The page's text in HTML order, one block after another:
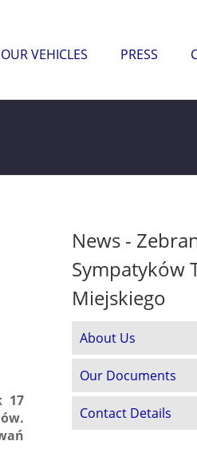
OUR VEHICLES PRESS
17
News -
Sympatyków
Miejskiego
About Us
Our Documents
Contact Details